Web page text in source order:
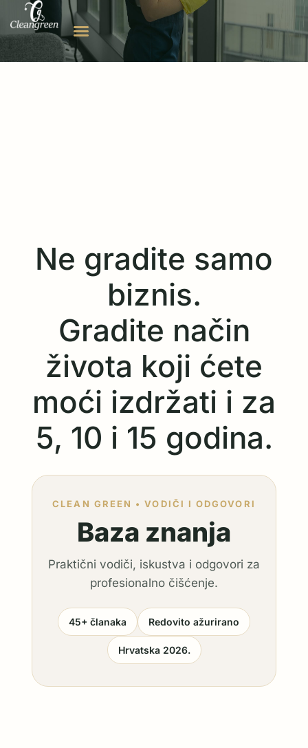
Ne gradite samo
biznis.
Gradite način
života koji ćete
moći izdržati i za
5, 10 i 15 godina.
CLEAN GREEN • VODIČI I ODGOVORI
Baza znanja
Praktični vodiči, iskustva i odgovori za
profesionalno čišćenje.
45+ članaka Redovito ažurirano
Hrvatska 2026.